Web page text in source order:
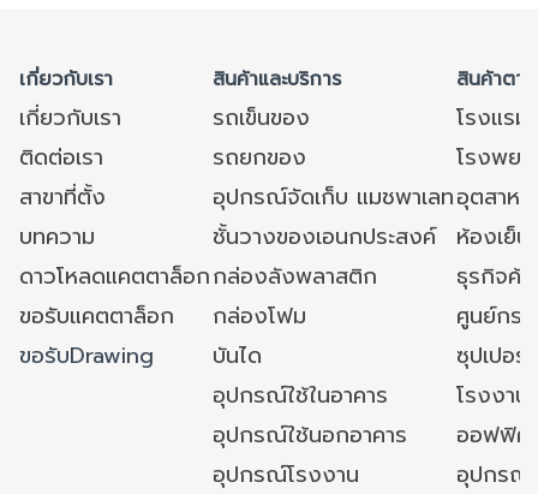
เกี่ยวกับเรา สินค้าและบริการ สินค้าตา
เกี่ยวกับเรา รถเข็นของ
โรงแร
ติดต่อเรา
รถยกของ
โรงพย
สาขาที่ตั้ง
อุปกรณ์จัดเก็บ แมชพาเลทอุตสาหก
บทความ
ชั้นวางของเอนกประสงค์
ห้องเย็
ดาวโหลดแคตตาล็อกกล่องลังพลาสติก
ธุรกิจค้
ขอรับแคตตาล็อก
กล่องโฟม
ศูนย์กร
ขอรับDrawing
บันได
ซุปเปอ
อุปกรณ์ใช้ในอาคาร
โรงงา
อุปกรณ์ใช้นอกอาคาร
ออฟฟิศ/
อุปกรณ์โรงงาน
อุปกรณ์